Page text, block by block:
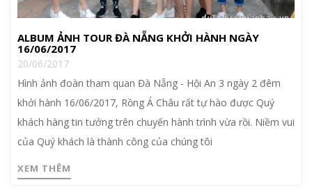
ALBUM ẢNH TOUR ĐÀ NẴNG KHỞI HÀNH NGÀY
16/06/2017
20/06/2017
Hình ảnh đoàn tham quan Đà Nẵng - Hội An 3 ngày 2 đêm
khởi hành 16/06/2017, Rồng Á Châu rất tự hào được Quý
khách hàng tin tưởng trên chuyến hành trình vừa rồi. Niềm vui
của Quý khách là thành công của chúng tôi
XEM THÊM